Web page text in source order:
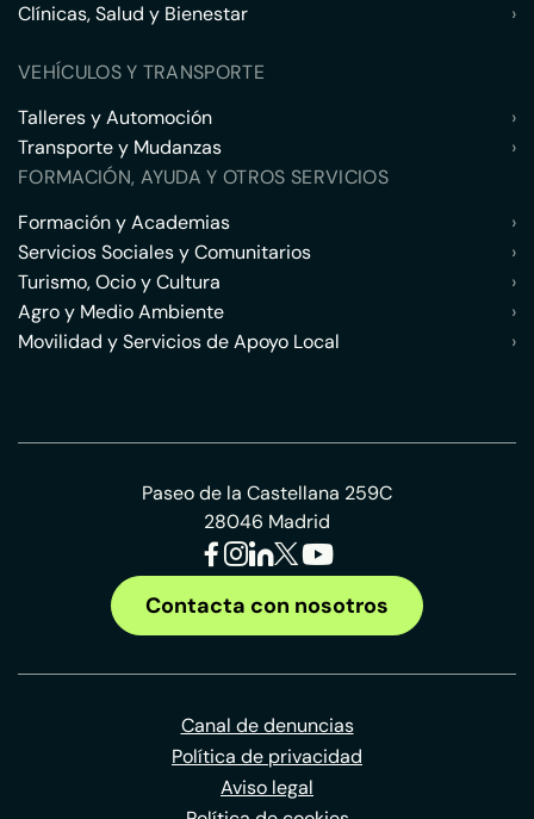
Clínicas, Salud y Bienestar
›
VEHÍCULOS Y TRANSPORTE
Talleres y Automoción
›
Transporte y Mudanzas
›
FORMACIÓN, AYUDA Y OTROS SERVICIOS
Formación y Academias
›
Servicios Sociales y Comunitarios
›
Turismo, Ocio y Cultura
›
Agro y Medio Ambiente
›
Movilidad y Servicios de Apoyo Local
›
Paseo de la Castellana 259C
28046 Madrid
Contacta con nosotros
Canal de denuncias
Política de privacidad
Aviso legal